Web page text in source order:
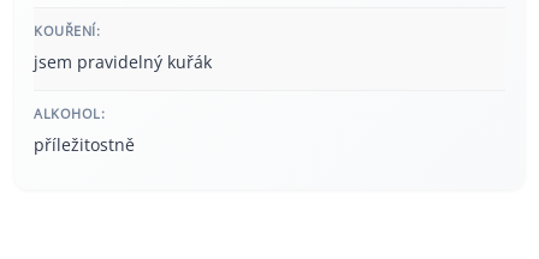
KOUŘENÍ:
jsem pravidelný kuřák
ALKOHOL:
příležitostně